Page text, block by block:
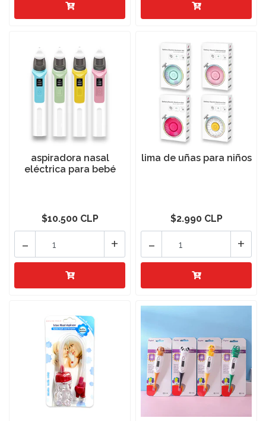
aspiradora nasal
eléctrica para bebé
$10.500 CLP
+
-
lima de uñas para niños
$2.990 CLP
+
-